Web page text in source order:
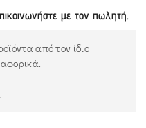
με τον πωλητή.
από τον ίδιο